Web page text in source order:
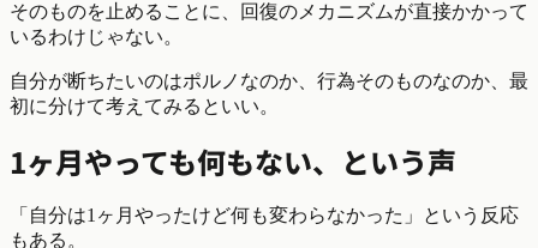
そのものを止めることに、回復のメカニズムが直接かかって
いるわけじゃない。
自分が断ちたいのはポルノなのか、行為そのものなのか、最
初に分けて考えてみるといい。
1ヶ月やっても何もない、という声
「自分は1ヶ月やったけど何も変わらなかった」という反応
もある。